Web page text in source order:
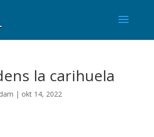
la carihuela
| okt 14, 2022